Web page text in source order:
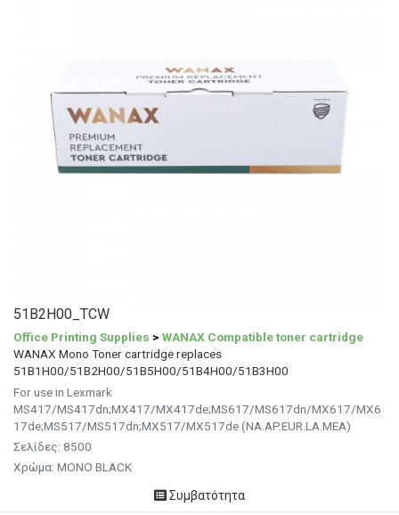
51B2H00_TCW
Office Printing Supplies > WANAX Compatible toner cartridge
WANAX Mono Toner cartridge replaces
51B1H00/51B2H00/51B5H00/51B4H00/51B3H00
For use in Lexmark
MS417/MS417dn;MX417/MX417de;MS617/MS617dn/MX617/MX6
17de;MS517/MS517dn;MX517/MX517de (NA.AP.EUR.LA.MEA)
Σελίδες: 8500
Χρώμα: MONO BLACK
Συμβατότητα